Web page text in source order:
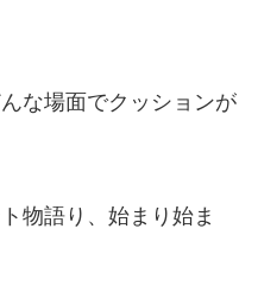
な場面でクッションが
物語り、始まり始ま